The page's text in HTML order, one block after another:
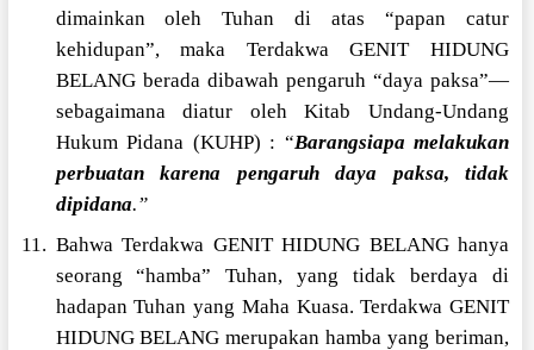
dimainkan oleh Tuhan di atas “papan catur
kehidupan”, maka Terdakwa GENIT HIDUNG
BELANG berada dibawah pengaruh “daya paksa”—
sebagaimana diatur oleh Kitab Undang-Undang
Hukum Pidana (KUHP) : “Barangsiapa melakukan
perbuatan karena pengaruh daya paksa, tidak
dipidana.”
11. Bahwa Terdakwa GENIT HIDUNG BELANG hanya
seorang “hamba” Tuhan, yang tidak berdaya di
hadapan Tuhan yang Maha Kuasa. Terdakwa GENIT
HIDUNG BELANG merupakan hamba yang beriman,